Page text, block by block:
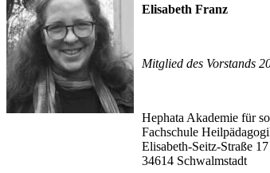
Elisabeth Franz
Mitglied des Vorstands
Hephata Akademie für
Fachschule
Elisabeth-Seitz-Straße 17
34614 Schwalmstadt